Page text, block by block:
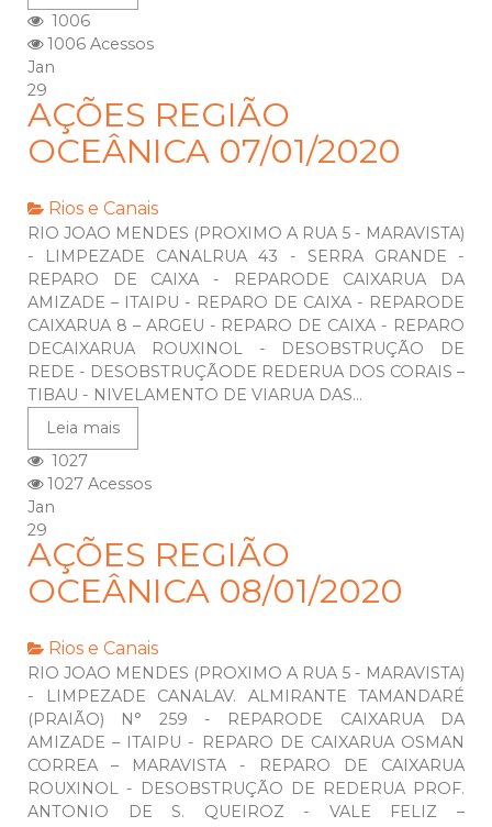
1006
1006 Acessos
Jan
29
AÇÕES REGIÃO
OCEÂNICA 07/01/2020
Rios e Canais
RIO JOAO MENDES (PROXIMO A RUA 5 - MARAVISTA)
- LIMPEZADE CANALRUA 43 - SERRA GRANDE -
REPARO DE CAIXA - REPARODE CAIXARUA DA
AMIZADE – ITAIPU - REPARO DE CAIXA - REPARODE
CAIXARUA 8 – ARGEU - REPARO DE CAIXA - REPARO
DECAIXARUA ROUXINOL - DESOBSTRUÇÃO DE
REDE - DESOBSTRUÇÃODE REDERUA DOS CORAIS –
TIBAU - NIVELAMENTO DE VIARUA DAS...
Leia mais
1027
1027 Acessos
Jan
29
AÇÕES REGIÃO
OCEÂNICA 08/01/2020
Rios e Canais
RIO JOAO MENDES (PROXIMO A RUA 5 - MARAVISTA)
- LIMPEZADE CANALAV. ALMIRANTE TAMANDARÉ
(PRAIÃO) N° 259 - REPARODE CAIXARUA DA
AMIZADE – ITAIPU - REPARO DE CAIXARUA OSMAN
CORREA – MARAVISTA - REPARO DE CAIXARUA
ROUXINOL - DESOBSTRUÇÃO DE REDERUA PROF.
ANTONIO DE S. QUEIROZ - VALE FELIZ –